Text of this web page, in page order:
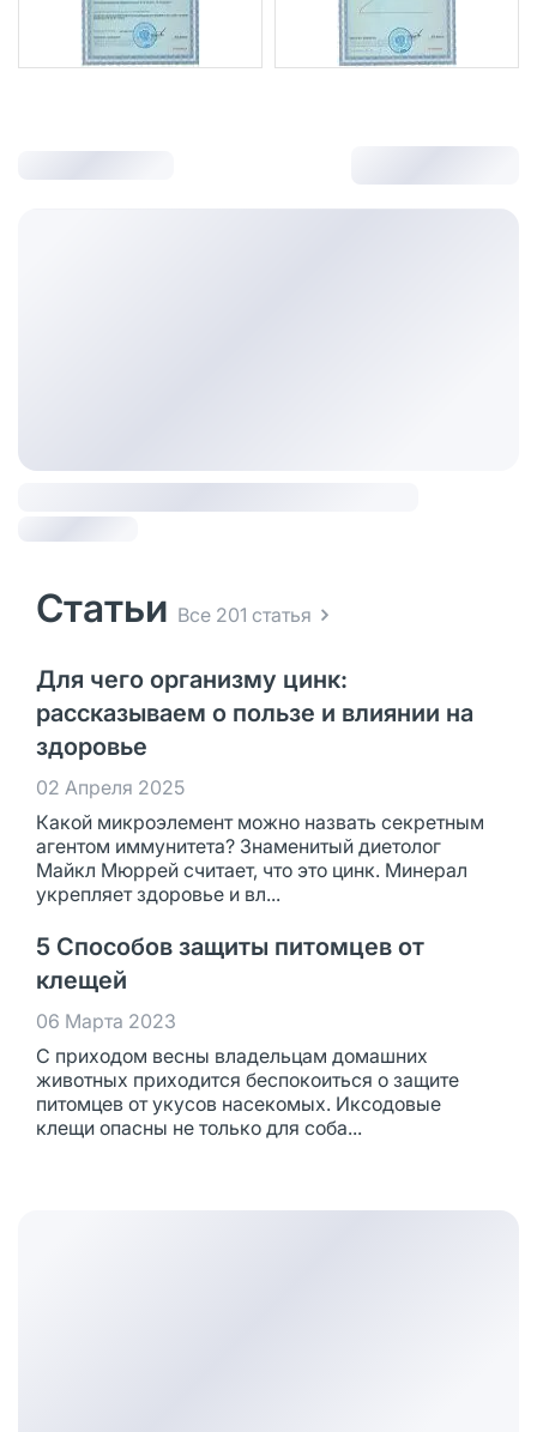
Статьи Все 201 статья
Для чего организму цинк:
рассказываем о пользе и влиянии на
здоровье
02 Апреля 2025
Какой микроэлемент можно назвать секретным
агентом иммунитета? Знаменитый диетолог
Майкл Мюррей считает, что это цинк. Минерал
укрепляет здоровье и вл...
5 Способов защиты питомцев от
клещей
06 Марта 2023
С приходом весны владельцам домашних
животных приходится беспокоиться о защите
питомцев от укусов насекомых. Иксодовые
клещи опасны не только для соба...